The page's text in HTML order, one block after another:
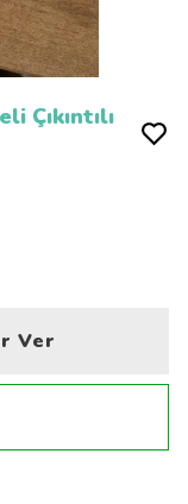
Çıkıntılı
Ver